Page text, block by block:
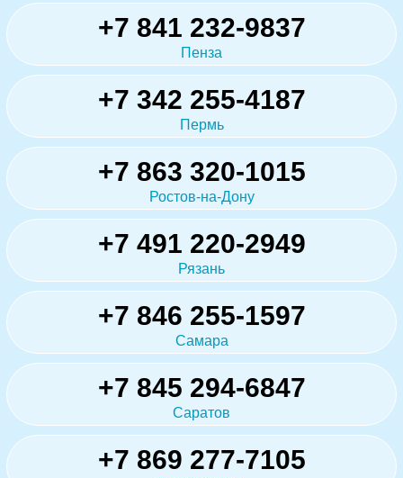
+7 841 232-9837
Пенза
+7 342 255-4187
Пермь
+7 863 320-1015
Ростов-на-Дону
+7 491 220-2949
Рязань
+7 846 255-1597
Самара
+7 845 294-6847
Саратов
+7 869 277-7105